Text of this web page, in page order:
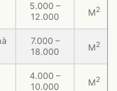
5.000 –
12.000
M2
7.000 –
18.000
M2
4.000 –
10.000
M2